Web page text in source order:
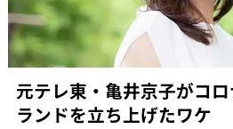
元テレ東・亀井京子がコ
ランドを立ち上げたワケ